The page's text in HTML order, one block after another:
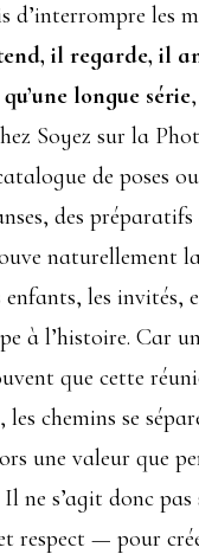
d’interrompre les
il regarde, il
longue série
Soyez sur la
de poses
des
naturellement
enfants, les
à l’histoire. Car
que cette
les chemins se
une valeur que
ne s’agit donc
respect — pour